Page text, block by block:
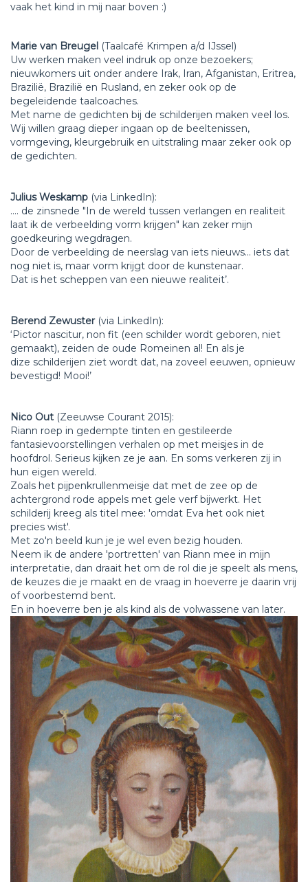
vaak het kind in mij naar boven :)
Marie van Breugel (Taalcafé Krimpen a/d IJssel)
Uw werken maken veel indruk op onze bezoekers;
nieuwkomers uit onder andere Irak, Iran, Afganistan, Eritrea,
Brazilië, Brazilië en Rusland, en zeker ook op de
begeleidende taalcoaches.
Met name de gedichten bij de schilderijen maken veel los.
Wij willen graag dieper ingaan op de beeltenissen,
vormgeving, kleurgebruik en uitstraling maar zeker ook op
de gedichten.
Julius Weskamp (via LinkedIn):
.... de zinsnede "In de wereld tussen verlangen en realiteit
laat ik de verbeelding vorm krijgen" kan zeker mijn
goedkeuring wegdragen.
Door de verbeelding de neerslag van iets nieuws... iets dat
nog niet is, maar vorm krijgt door de kunstenaar.
Dat is het scheppen van een nieuwe realiteit’.
Berend Zewuster(via LinkedIn):
‘Pictor nascitur, non fit (een schilder wordt geboren, niet
gemaakt), zeiden de oude Romeinen al! En als je
dize schilderijen ziet wordt dat, na zoveel eeuwen, opnieuw
bevestigd! Mooi!’
Nico Out (Zeeuwse Courant 2015):
Riann roep in gedempte tinten en gestileerde
fantasievoorstellingen verhalen op met meisjes in de
hoofdrol. Serieus kijken ze je aan. En soms verkeren zij in
hun eigen wereld.
Zoals het pijpenkrullenmeisje dat met de zee op de
achtergrond rode appels met gele verf bijwerkt. Het
schilderij kreeg als titel mee: 'omdat Eva het ook niet
precies wist'.
Met zo'n beeld kun je je wel even bezig houden.
Neem ik de andere 'portretten' van Riann mee in mijn
interpretatie, dan draait het om de rol die je speelt als mens,
de keuzes die je maakt en de vraag in hoeverre je daarin vrij
of voorbestemd bent.
En in hoeverre ben je als kind als de volwassene van later.